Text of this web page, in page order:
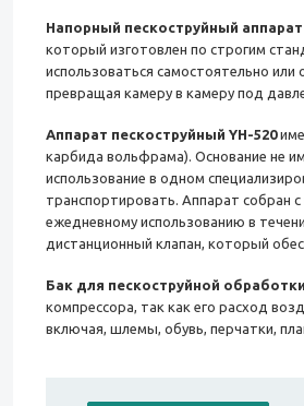
Напорный пескоструйный аппарат
который изготовлен по строгим
использоваться самостоятельно
превращая камеру в камеру под
Аппарат пескоструйный YH-520
карбида вольфрама). Основание не
использование в одном
транспортировать. Аппарат собран
ежедневному использованию в
дистанционный клапан, который
Бак для пескоструйной
компрессора, так как его расход
включая, шлемы, обувь, перчатки,